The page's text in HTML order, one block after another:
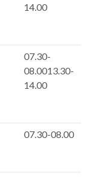
14.00
07.30-
08.0013.30-
14.00
07.30-08.00